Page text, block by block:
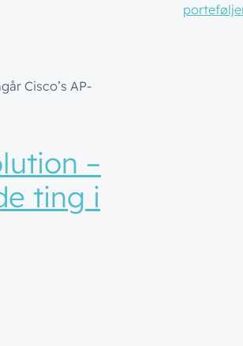
Cisco’s AP-
at udnytte de nye features i Wi-Fi 7
–
ting i